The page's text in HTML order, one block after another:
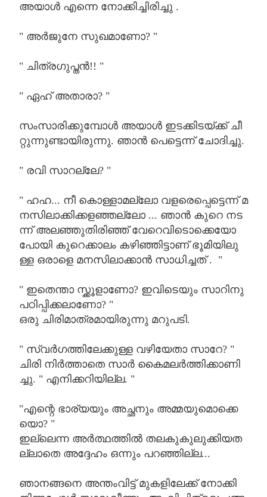
അയാൾ എന്നെ നോക്കിച്ചിരിച്ചു .
" അർജുനേ സുഖമാണോ? "
" ചിത്രഗുപ്തൻ!! "
" ഏഹ് അതാരാ? "
സംസാരിക്കുമ്പോൾ അയാൾ ഇടക്കിടയ്ക്ക് ചീ
റ്റുന്നുണ്ടായിരുന്നു. ഞാൻ പെട്ടെന്ന് ചോദിച്ചു.
" രവി സാറല്ലേ? "
" ഹഹ... നീ കൊള്ളാമല്ലോ വളരെപ്പെട്ടെന്ന് മ
നസിലാക്കിക്കളഞ്ഞല്ലോ ... ഞാൻ കുറെ നട
ന്ന് അലഞ്ഞുതിരിഞ്ഞ് വേറെവിടൊക്കെയോ
പോയി കുറെക്കാലം കഴിഞ്ഞിട്ടാണ് ഭൂമിയിലു
ള്ള ഒരാളെ മനസിലാക്കാൻ സാധിച്ചത്. "
" ഇതെന്താ സ്ക്കൂളാണോ? ഇവിടെയും സാറിനു
പഠിപ്പിക്കലാണോ? "
ഒരു ചിരിമാത്രമായിരുന്നു മറുപടി.
" സ്വർഗത്തിലേക്കുള്ള വഴിയേതാ സാറേ? "
ചിരി നിർത്താതെ സാർ കൈമലർത്തിക്കാണി
ച്ചു. " എനിക്കറിയില്ല. "
"എന്റെ ഭാര്യയും അച്ഛനും അമ്മയുമൊക്കെ
യൊ? "
ഇല്ലെന്ന അർത്ഥത്തിൽ തലകുകുലുക്കിയത
ല്ലാതെ അദ്ദേഹം ഒന്നും പറഞ്ഞില്ല...
ഞാനങ്ങനെ അന്തംവിട്ട് മുകളിലേക്ക് നോക്കി